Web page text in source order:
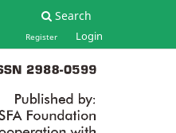
Search
Register Login